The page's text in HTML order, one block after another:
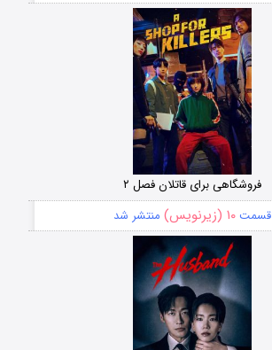
فروشگاهی برای قاتلان فصل ۲
قسمت۱۰ (زیرنویس) منتشر شد